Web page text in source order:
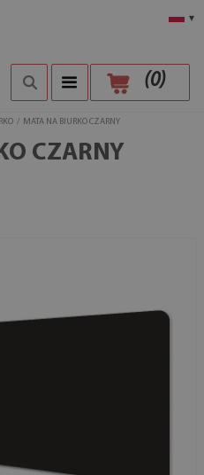
▾
(0)
/ MATA NA BIURKO CZARNY
CZARNY